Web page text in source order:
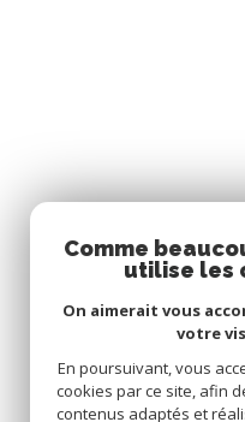
Comme
utilise les
On aimerait vous
votre
En poursuivant, vous
cookies par ce site, afin
contenus adaptés et